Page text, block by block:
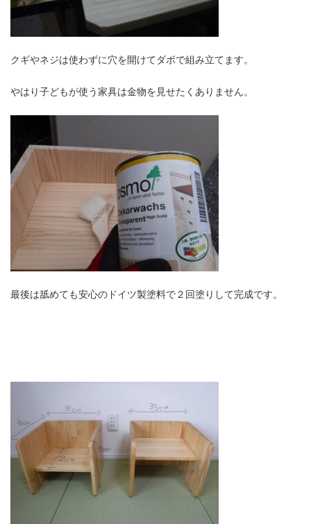
クギやネジは使わずに穴を開けてダボで組み立てます。
やはり子どもが使う家具は金物を見せたくありません。
最後は舐めても安心のドイツ製塗料で２回塗りして完成です。